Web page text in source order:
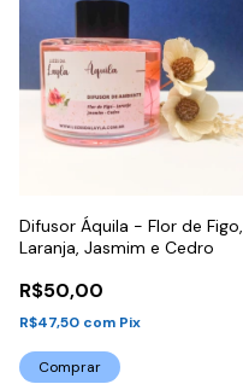
Difusor Áquila - Flor de Figo,
Laranja, Jasmim e Cedro
R$50,00
R$47,50 com Pix
Comprar